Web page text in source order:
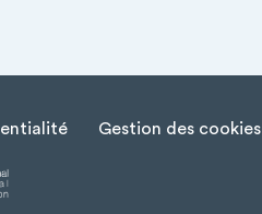
Gestion des cookies